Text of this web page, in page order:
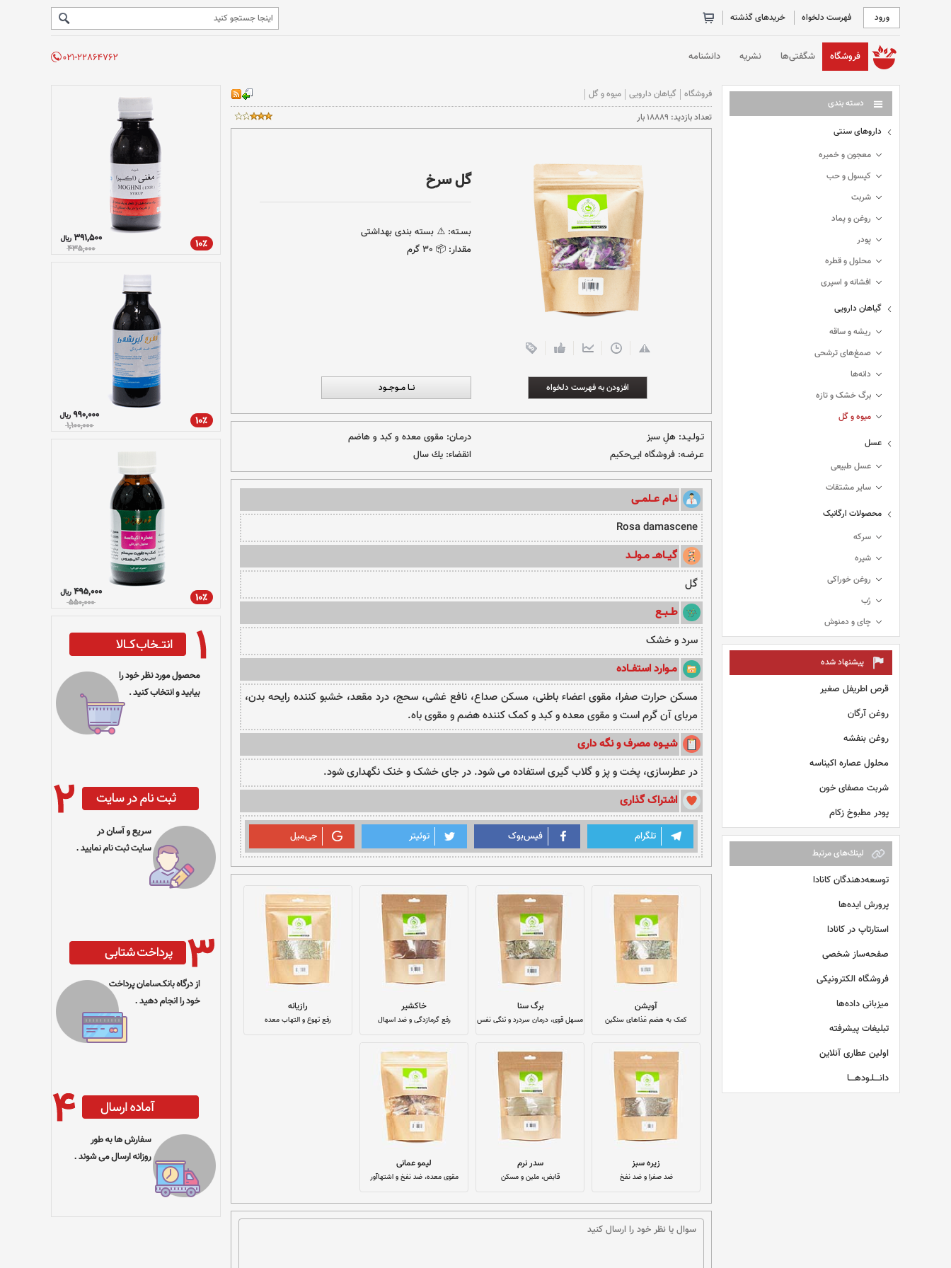
ورود فهرست دلخواه خریدهای گذشته
خانه فروشگاه شگفتی‌ها نشریه دانشنامه
دسته بندی
داروهای سنتی
معجون و خمیره
کپسول و حب
شربت
روغن و پماد
پودر
محلول و قطره
افشانه و اسپری
گیاهان دارویی
ریشه و ساقه
صمغ‌های ترشحی
دانه‌ها
برگ خشک و تازه
میوه و گل
عسل
عسل طبیعی
سایر مشتقات
محصولات ارگانیک
سرکه
شیره
روغن خوراکی
رُب
چای و دمنوش
پیشنهاد شده
قرص اطریفل صغیر
روغن آرگان
روغن بنفشه
محلول عصاره اکیناسه
شربت مصفای خون
پودر مطبوخ زکام
لينك‌های مرتبط
توسعه‌دهندگان کانادا
پرورش ایده‌ها
استارتاپ در کانادا
صفحه‌ساز شخصی
فروشگاه الکترونیکی
میزبانی داده‌ها
تبلیغات پیشرفته
اولین عطاری آنلاین
دانــــلـودهــــا
فروشگاه گیاهان دارویی
میوه و گل
تعداد بازديد: 18889 بار
گل سرخ
بسـته: ⚠️ بسته بندی بهداشتی
مقدار: 📦 ٣٠ گرم
افزودن به فهرست دلخواه نــا مــوجــود
تـولـیـد: هلِ سبز
عـرضـه: فروشگاه ‌ایی‌حکیم
درمـان: مقوی معده و کبد و هاضم
انقضاء: یك سال
نــام عــلمــی
Rosa damascene
گیــاهــ مــولــد
گل
طــبــع
سرد و خشک
مــوارد استفــاده
مسکن حرارت صفرا، مقوی اعضاء باطنی، مسکن صداع، نافع غشی، سحج، درد مقعد، خشبو کننده رایحه بدن،
مربای آن گرم است و مقوی معده و کبد و کمک کننده هضم و مقوی باه.
شیــوه مصرف و نگه داری
در عطرسازی، پخت و پز و گلاب گیری استفاده می شود. در جای خشک و خنک نگهداری شود.
اشتراک گذاری
تلگرام فیس‌بوک توئیتر جی‌میل‌
آویشن
کمک به هضم غذاهای سنگین
برگ سنا
مسهل قوی، درمان سردرد و تنگی نفس
خاکشیر
رفع گرمازدگی و ضد اسهال
رازیانه
رفع تهوع و التهاب معده
زیره سبز
ضد صفرا و ضد نفخ
سدر نرم
قابض، ملین و مسکن
لیمو عمانی
مقوی معده، ضد نفخ و اشتهاآور